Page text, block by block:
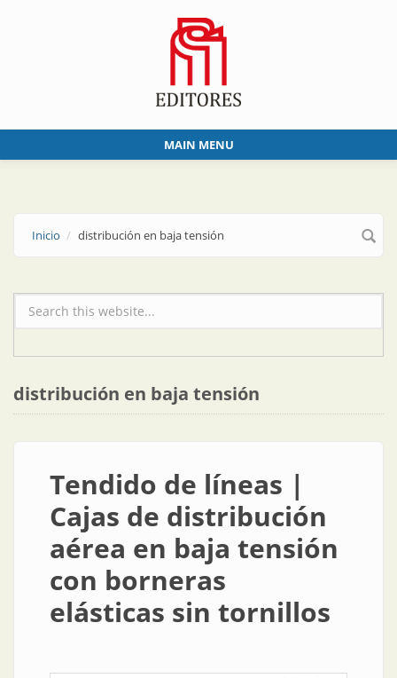
MAIN MENU
Inicio distribución en baja tensión
Formulario de búsqueda
distribución en baja tensión
Tendido de líneas |
Cajas de distribución
aérea en baja tensión
con borneras
elásticas sin tornillos